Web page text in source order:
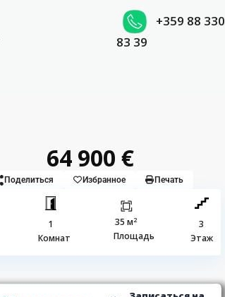
+359 88 330
83 39
64 900 €
Поделиться Избранное Печать
1
Комнат
35 м2
Площадь
3
Этаж